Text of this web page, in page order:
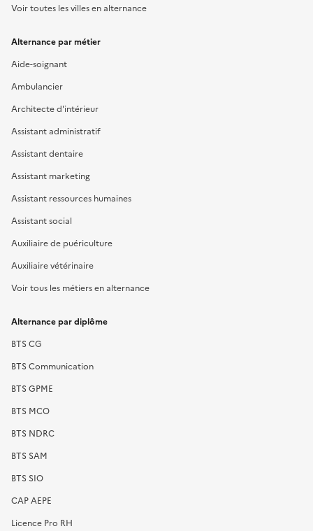
Voir toutes les villes en alternance
Alternance par métier
Aide-soignant
Ambulancier
Architecte d'intérieur
Assistant administratif
Assistant dentaire
Assistant marketing
Assistant ressources humaines
Assistant social
Auxiliaire de puériculture
Auxiliaire vétérinaire
Voir tous les métiers en alternance
Alternance par diplôme
BTS CG
BTS Communication
BTS GPME
BTS MCO
BTS NDRC
BTS SAM
BTS SIO
CAP AEPE
Licence Pro RH